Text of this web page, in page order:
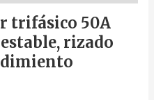
trifásico 50A
rizado